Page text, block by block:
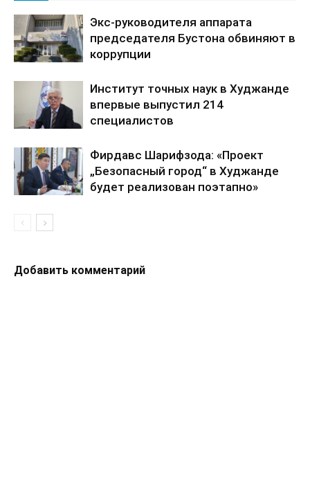
Экс-руководителя аппарата
председателя Бустона обвиняют в
коррупции
Институт точных наук в Худжанде
впервые выпустил 214
специалистов
Фирдавс Шарифзода: «Проект
„Безопасный город“ в Худжанде
будет реализован поэтапно»
Добавить комментарий